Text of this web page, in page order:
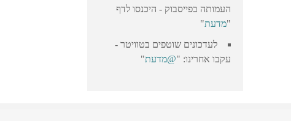
העמותה בפייסבוק - היכנסו לדף
"מדעת"
לעדכונים שוטפים בטוויטר -
עקבו אחרינו: "@מדעת"